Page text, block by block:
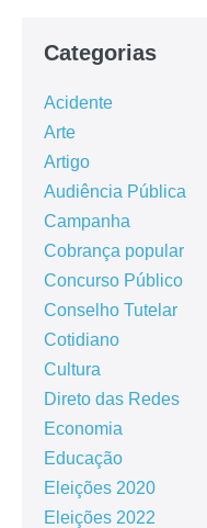
Categorias
Acidente
Arte
Artigo
Audiência Pública
Campanha
Cobrança popular
Concurso Público
Conselho Tutelar
Cotidiano
Cultura
Direto das Redes
Economia
Educação
Eleições 2020
Eleições 2022